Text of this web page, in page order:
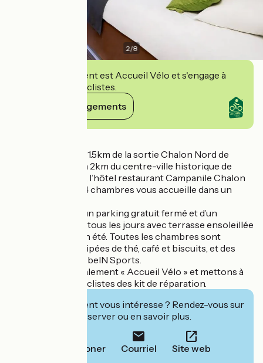
2/8
Cet établissement est Accueil Vélo et s'engage à
accueillir des cyclistes.
Voir ses engagements
Situé à seulement 1.5km de la sortie Chalon Nord de
l’autoroute A6 et à 2km du centre-ville historique de
Chalon sur Saône, l’hôtel restaurant Campanile Chalon
sur Saône 3* de 74 chambres vous accueille dans un
L’hôtel dispose d’un parking gratuit fermé et d’un
restaurant ouvert tous les jours avec terrasse ensoleillée
au printemps et en été. Toutes les chambres sont
climatisées et équipées de thé, café et biscuits, et des
chaînes Canal+ et beIN Sports.
Nous sommes également « Accueil Vélo » et mettons à
disposition des cyclistes des kit de réparation.
Cet établissement vous intéresse ? Rendez-vous sur
leur site pour réserver ou en savoir plus.
Téléphoner Courriel Site web